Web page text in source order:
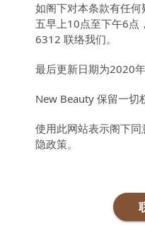
如阁下对本条款有任
五早上10点至下午6点
6312 联络我们。
最后更新日期为2020
New Beauty 保留一切
使用此网站表示阁下
隐政策。